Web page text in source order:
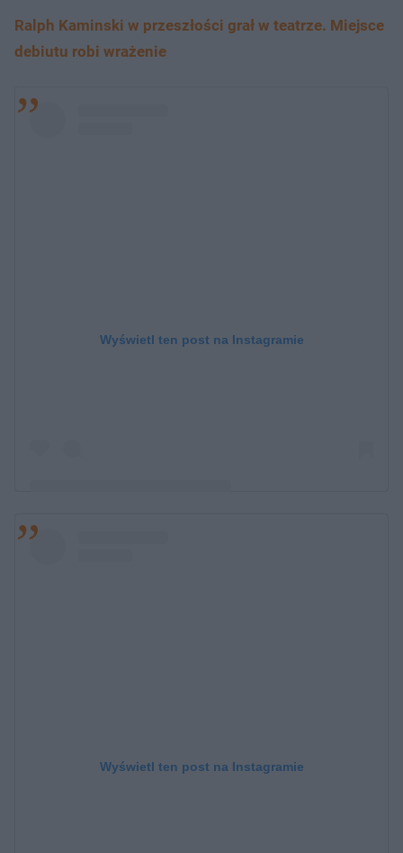
Ralph Kaminski w przeszłości grał w teatrze. Miejsce
debiutu robi wrażenie
Wyświetl ten post na Instagramie
Wyświetl ten post na Instagramie